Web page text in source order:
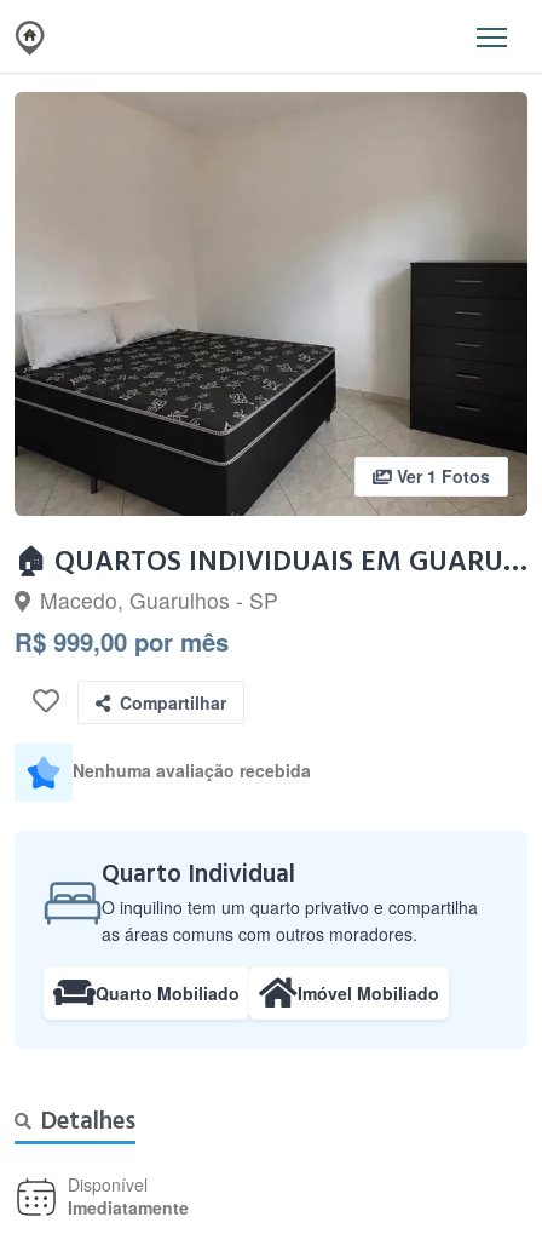
Ver 1 Fotos
🏠 QUARTOS INDIVIDUAIS EM GUARULHOS – MUDANÇA IMEDIATA!
Macedo, Guarulhos - SP
R$ 999,00 por mês
Compartilhar
Nenhuma avaliação recebida
Quarto Individual
O inquilino tem um quarto privativo e compartilha
as áreas comuns com outros moradores.
Quarto Mobiliado Imóvel Mobiliado
Detalhes
Disponível
Imediatamente